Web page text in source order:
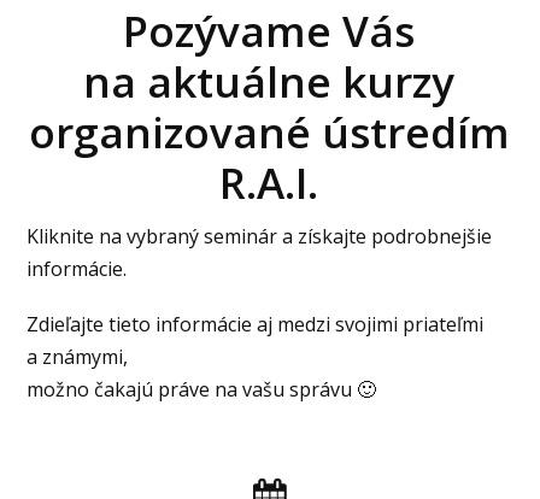
Pozývame Vás
na aktuálne kurzy
organizované ústredím
R.A.I.
Kliknite na vybraný seminár a získajte podrobnejšie
informácie.
Zdieľajte tieto informácie aj medzi svojimi priateľmi
a známymi,
možno čakajú práve na vašu správu 🙂